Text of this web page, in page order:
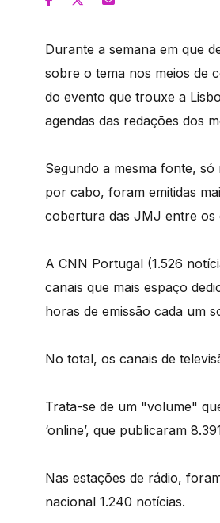
Durante a semana em que
sobre o tema nos meios de
do evento que trouxe a
agendas das redações dos
Segundo a mesma fonte,
por cabo, foram emitidas
cobertura das JMJ entre os
A CNN Portugal (1.526
canais que mais espaço
horas de emissão cada um
No total, os canais de
Trata-se de um "volume"
‘online’, que publicaram
Nas estações de rádio,
nacional 1.240 notícias.